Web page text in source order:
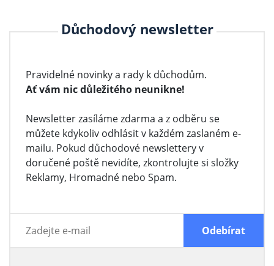
Důchodový newsletter
Pravidelné novinky a rady k důchodům.
Ať vám nic důležitého neunikne!
Newsletter zasíláme zdarma a z odběru se
můžete kdykoliv odhlásit v každém zaslaném e-
mailu. Pokud důchodové newslettery v
doručené poště nevidíte, zkontrolujte si složky
Reklamy, Hromadné nebo Spam.